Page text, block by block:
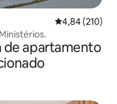
4,84 de uma
4,84 (210)
apartamento